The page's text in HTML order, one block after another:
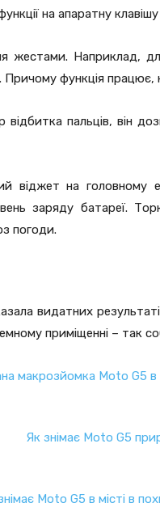
на апаратну клавішу
жестами. Наприклад,
Причому функція
пальців, він
віджет на головному
заряду батареї.
погоди.
видатних
приміщенні – так